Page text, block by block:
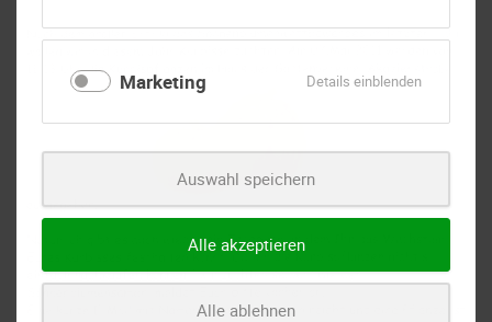
Marketing Details einblendenfür
Auswahl speichern
Alle akzeptieren
Alle ablehnen